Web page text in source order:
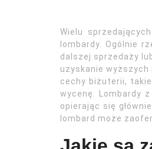
Wielu
lombardy. Ogólnie
dalszej sprzedaży
uzyskanie wyższych
cechy biżuterii,
wycenę. Lombardy
opierając się
lombard może